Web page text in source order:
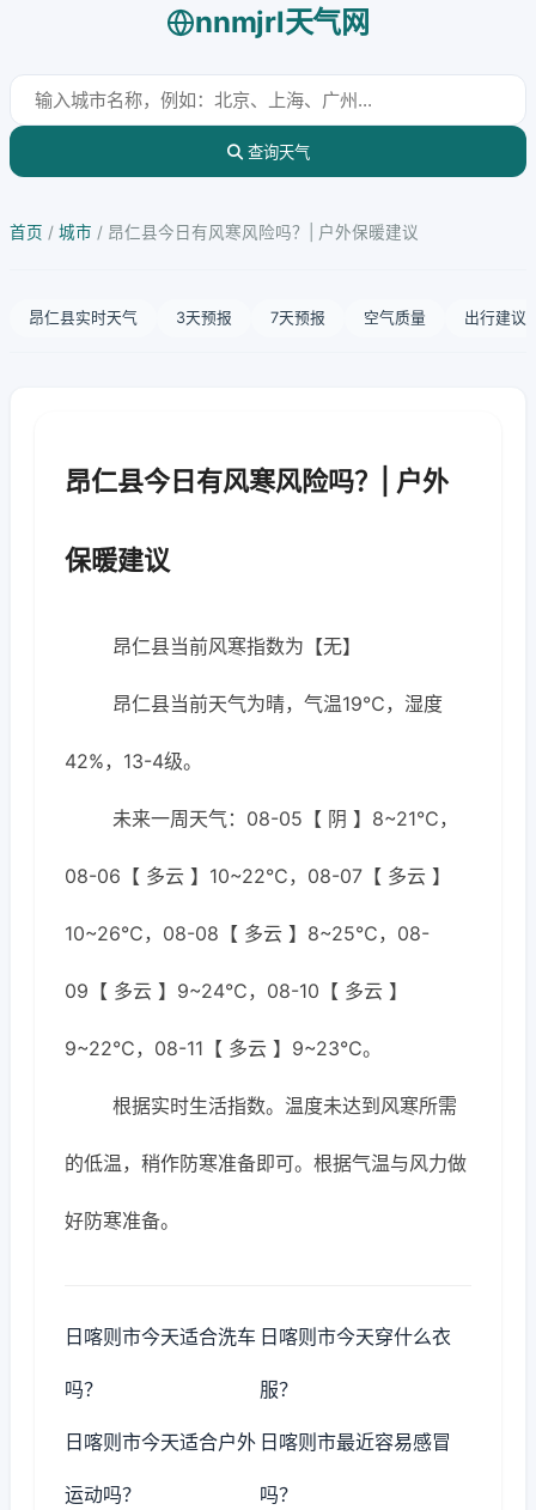
nnmjrl天气网
查询天气
首页 / 城市 / 昂仁县今日有风寒风险吗？| 户外保暖建议
昂仁县实时天气 3天预报 7天预报 空气质量 出行建议
昂仁县今日有风寒风险吗？| 户外
保暖建议
昂仁县当前风寒指数为【无】
昂仁县当前天气为晴，气温19℃，湿度
42%，13-4级。
未来一周天气：08-05【 阴 】8~21℃，
08-06【 多云 】10~22℃，08-07【 多云 】
10~26℃，08-08【 多云 】8~25℃，08-
09【 多云 】9~24℃，08-10【 多云 】
9~22℃，08-11【 多云 】9~23℃。
根据实时生活指数。温度未达到风寒所需
的低温，稍作防寒准备即可。根据气温与风力做
好防寒准备。
日喀则市今天适合洗车
吗？
日喀则市今天穿什么衣
服？
日喀则市今天适合户外
运动吗？
日喀则市最近容易感冒
吗？